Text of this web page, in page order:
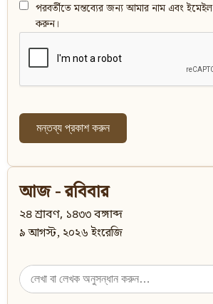
পরবর্তীতে মন্তব্যের জন্য আমার নাম এবং
করুন।
আজ - রবিবার
২৪ শ্রাবণ, ১৪৩৩ বঙ্গাব্দ
৯ আগস্ট, ২০২৬ ইংরেজি
Search
for: